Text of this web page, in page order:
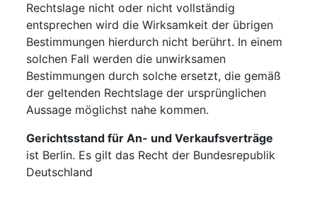
Rechtslage nicht oder nicht vollständig
entsprechen wird die Wirksamkeit der übrigen
Bestimmungen hierdurch nicht berührt. In einem
solchen Fall werden die unwirksamen
Bestimmungen durch solche ersetzt, die gemäß
der geltenden Rechtslage der ursprünglichen
Aussage möglichst nahe kommen.
Gerichtsstand für An- und Verkaufsverträge
ist Berlin. Es gilt das Recht der Bundesrepublik
Deutschland